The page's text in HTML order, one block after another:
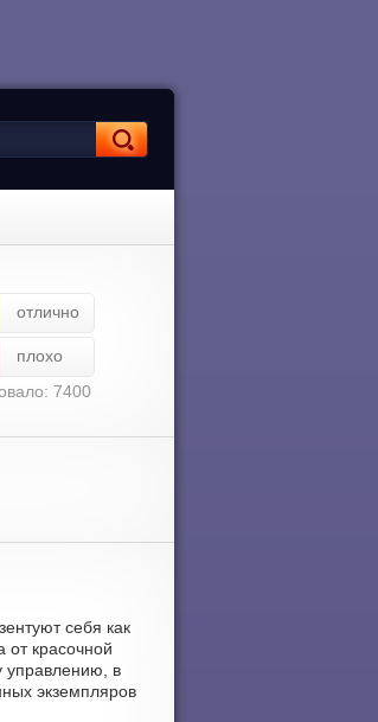
отлично
плохо
7400
себя как
красочной
управлению, в
экземпляров